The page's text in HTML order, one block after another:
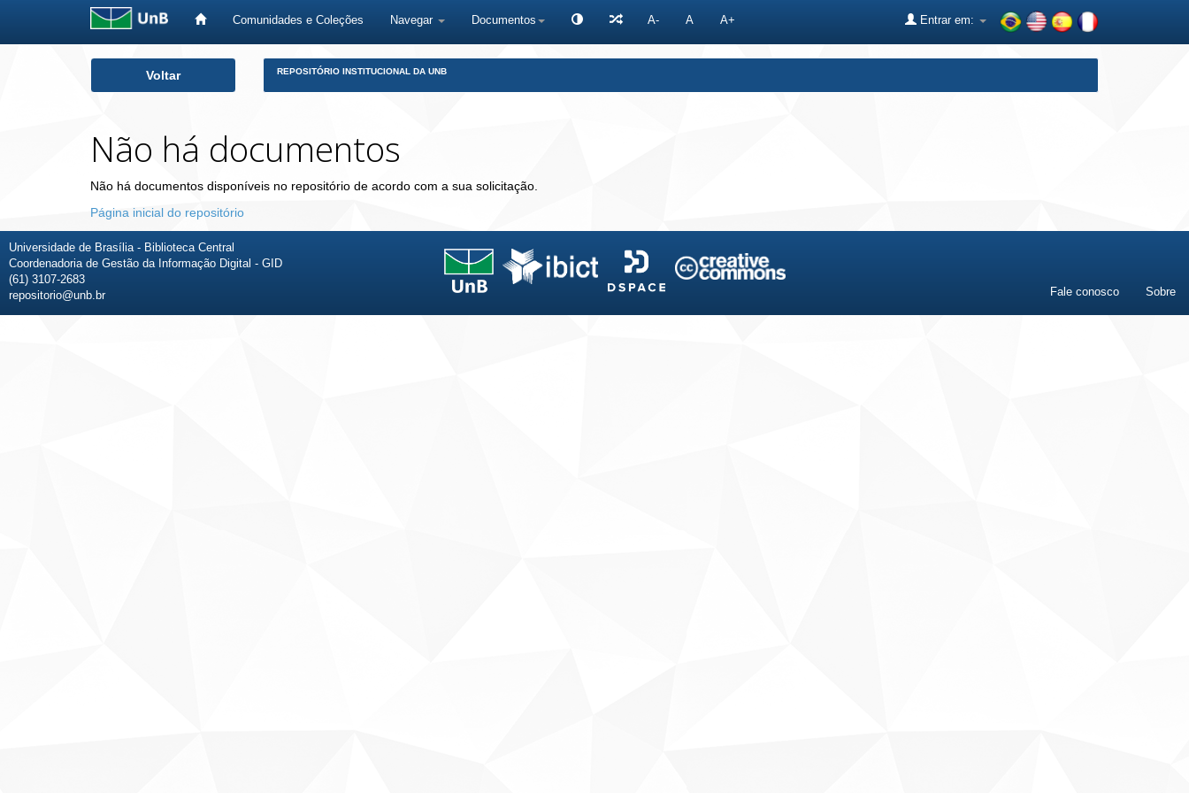
Comunidades e Coleções Navegar Documentos A- A A+ Entrar em:
Voltar REPOSITÓRIO INSTITUCIONAL DA UNB
Não há documentos
Não há documentos disponíveis no repositório de acordo com a sua solicitação.
Página inicial do repositório
Universidade de Brasília - Biblioteca Central
Coordenadoria de Gestão da Informação Digital - GID
(61) 3107-2683
repositorio@unb.br
Fale conosco Sobre